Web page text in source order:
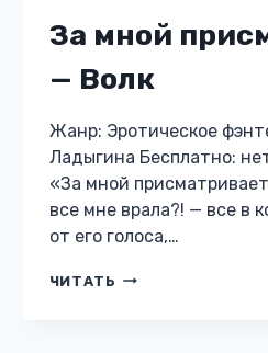
За мной
— Волк
Жанр: Эротическое
Ладыгина Бесплатно:
«За мной
все мне врала?! — все в
от его голоса,…
ЧИТАТЬ ЗА